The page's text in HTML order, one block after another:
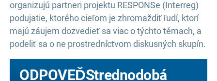
organizujú partneri projektu RESPONSe (Interreg)
podujatie, ktorého cieľom je zhromaždiť ľudí, ktorí
majú záujem dozvedieť sa viac o týchto témach, a
podeliť sa o ne prostredníctvom diskusných skupín.
ODPOVEĎStrednodobá